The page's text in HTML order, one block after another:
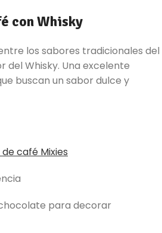
con Whisky
los sabores tradicionales del
del Whisky. Una excelente
buscan un sabor dulce y
café Mixies
para decorar